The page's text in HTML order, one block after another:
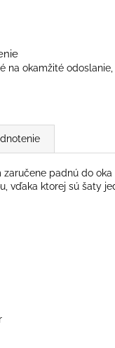
na okamžité
padnú do
vďaka ktorej sú šaty